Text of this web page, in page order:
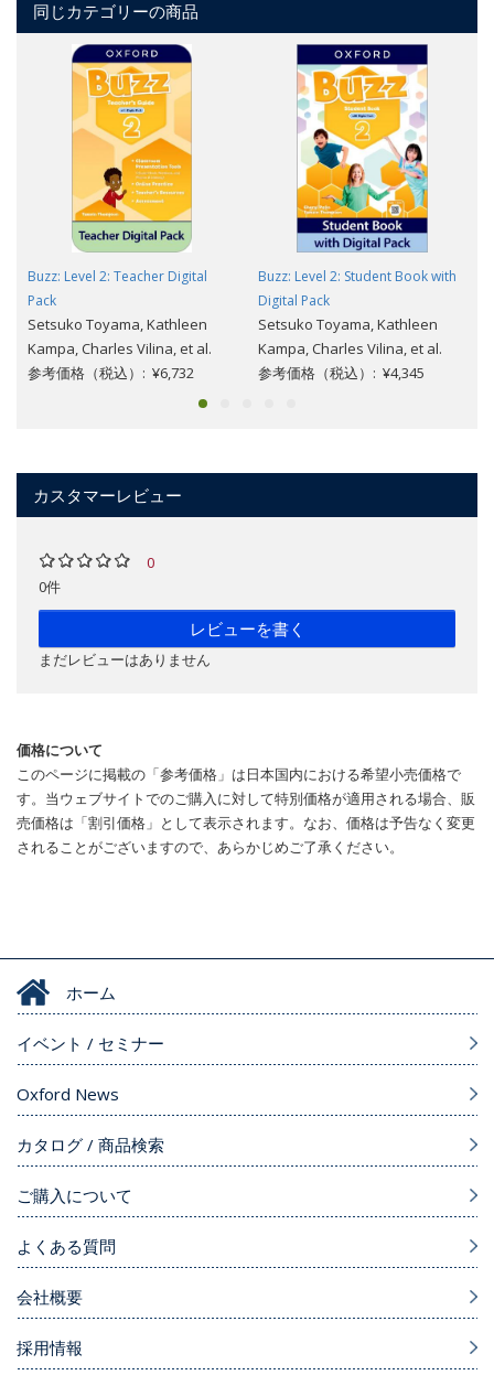
同じカテゴリーの商品
Buzz: Level 2: Teacher Digital
Pack
Setsuko Toyama, Kathleen
Kampa, Charles Vilina, et al.
参考価格（税込）: ¥6,732
Buzz: Level 2: Student Book with
Digital Pack
Setsuko Toyama, Kathleen
Kampa, Charles Vilina, et al.
参考価格（税込）: ¥4,345
カスタマーレビュー
0
0件
レビューを書く
まだレビューはありません
価格について
このページに掲載の「参考価格」は日本国内における希望小売価格で
す。当ウェブサイトでのご購入に対して特別価格が適用される場合、販
売価格は「割引価格」として表示されます。なお、価格は予告なく変更
されることがございますので、あらかじめご了承ください。
ホーム
イベント / セミナー
Oxford News
カタログ / 商品検索
ご購入について
よくある質問
会社概要
採用情報